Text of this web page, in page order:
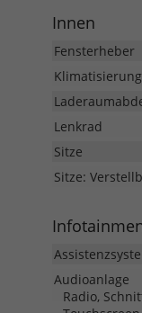
Innen
Fensterheber
Klimatisierung
Lenkrad
Sitze
Sitze:
Audioanlage
Radio,